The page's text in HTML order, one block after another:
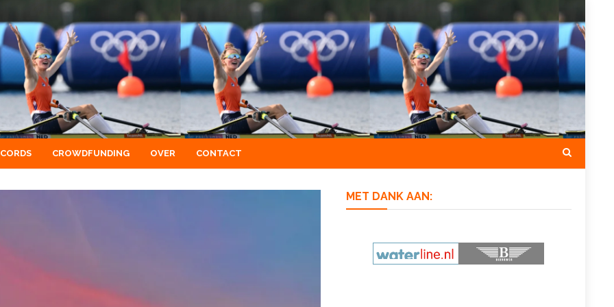
CROWDFUNDING OVER CONTACT
MET DANK AAN: